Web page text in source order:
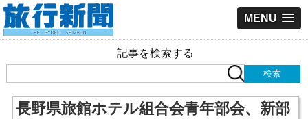
MENU
記事を検索する
長野県旅館ホテル組合会青年部会、新部